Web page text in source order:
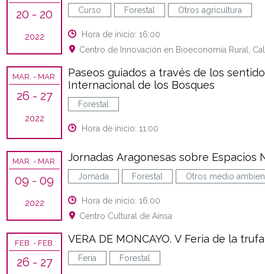
20 - 20
2022
Curso Forestal Otros agricultura
Hora de inicio: 16:00
Centro de Innovación en Bioeconomía Rural,
MAR. - MAR.
26 - 27
2022
Paseos guiados a través de los
Internacional de los Bosques
Forestal
Hora de inicio: 11:00
MAR. - MAR.
09 - 09
2022
Jornadas Aragonesas sobre Espacios
Jornada Forestal Otros medio
Hora de inicio: 16:00
Centro Cultural de Aínsa
FEB. - FEB.
26 - 27
VERA DE MONCAYO. V Feria de la trufa
Feria Forestal